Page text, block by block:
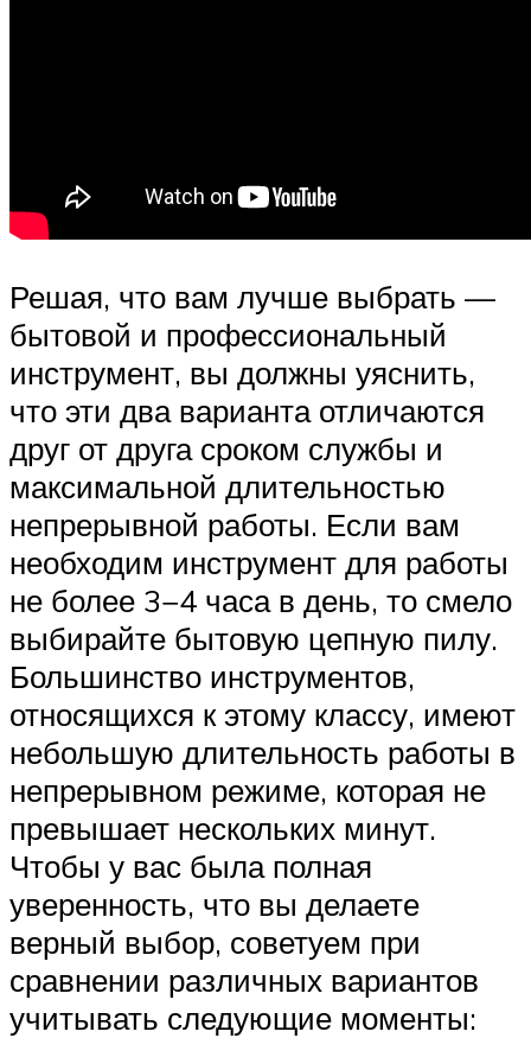
Решая, что вам лучше выбрать —
бытовой и профессиональный
инструмент, вы должны уяснить,
что эти два варианта отличаются
друг от друга сроком службы и
максимальной длительностью
непрерывной работы. Если вам
необходим инструмент для работы
не более 3−4 часа в день, то смело
выбирайте бытовую цепную пилу.
Большинство инструментов,
относящихся к этому классу, имеют
небольшую длительность работы в
непрерывном режиме, которая не
превышает нескольких минут.
Чтобы у вас была полная
уверенность, что вы делаете
верный выбор, советуем при
сравнении различных вариантов
учитывать следующие моменты: